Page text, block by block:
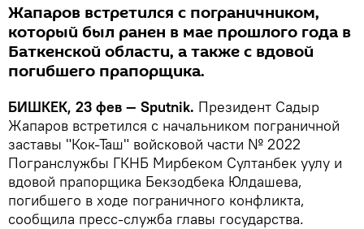
Жапаров встретился с пограничником,
который был ранен в мае прошлого года в
Баткенской области, а также с вдовой
погибшего прапорщика.
БИШКЕК, 23 фев — Sputnik. Президент Садыр
Жапаров встретился с начальником пограничной
заставы "Кок-Таш" войсковой части № 2022
Погранслужбы ГКНБ Мирбеком Султанбек уулу и
вдовой прапорщика Бекзодбека Юлдашева,
погибшего в ходе пограничного конфликта,
сообщила пресс-служба главы государства.